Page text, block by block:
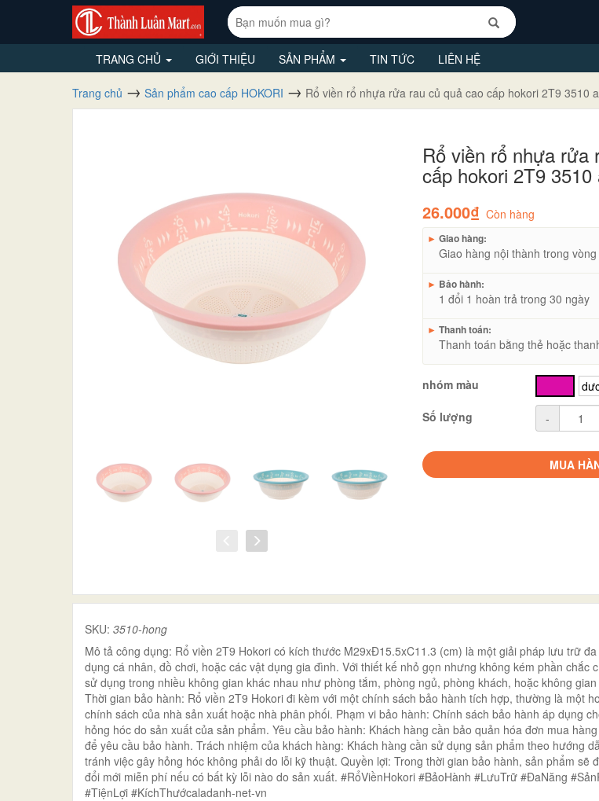
TRANG CHỦ GIỚI THIỆU SẢN PHẨM TIN TỨC LIÊN HỆ
Trang chủ Sản phẩm cao cấp HOKORI Rổ viền rổ nhựa rửa rau củ quả cao cấp hokori 2T9 3510
Rổ viền rổ nhựa rửa
cấp hokori 2T9
26.000₫ Còn hàng
► Giao hàng:
Giao hàng nội thành trong vòng
► Bảo hành:
1 đổi 1 hoàn trả trong 30 ngày
► Thanh toán:
Thanh toán bằng thẻ hoặc
nhóm màu
Số lượng
-
MUA
SKU: 3510-hong
Mô tả công dụng: Rổ viền 2T9 Hokori có kích thước M29xĐ15.5xC11.3 (cm) là một giải pháp lưu trữ
dụng cá nhân, đồ chơi, hoặc các vật dụng gia đình. Với thiết kế nhỏ gọn nhưng không kém phần chắc
sử dụng trong nhiều không gian khác nhau như phòng tắm, phòng ngủ, phòng khách, hoặc không
Thời gian bảo hành: Rổ viền 2T9 Hokori đi kèm với một chính sách bảo hành tích hợp, thường là một
chính sách của nhà sản xuất hoặc nhà phân phối. Phạm vi bảo hành: Chính sách bảo hành áp dụng
hỏng hóc do sản xuất của sản phẩm. Yêu cầu bảo hành: Khách hàng cần bảo quản hóa đơn mua
để yêu cầu bảo hành. Trách nhiệm của khách hàng: Khách hàng cần sử dụng sản phẩm theo hướng
tránh việc gây hỏng hóc không phải do lỗi kỹ thuật. Quyền lợi: Trong thời gian bảo hành, sản phẩm sẽ
đổi mới miễn phí nếu có bất kỳ lỗi nào do sản xuất. #RổViềnHokori #BảoHành #LưuTrữ #ĐaNăng
#TiệnLợi #KíchThướcaladanh-net-vn